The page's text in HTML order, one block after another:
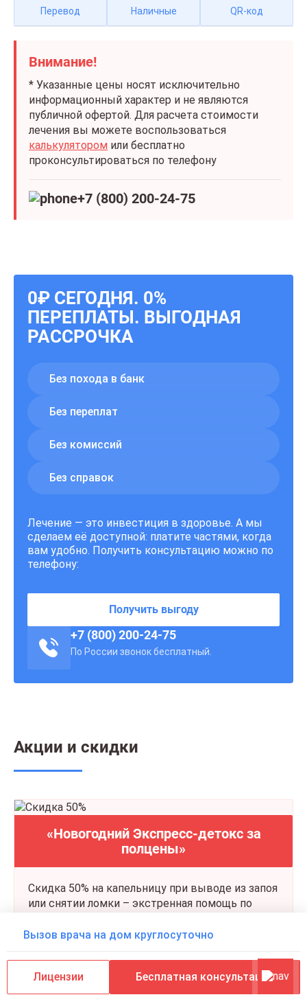
Перевод Наличные QR-код
Внимание!
* Указанные цены носят исключительно
информационный характер и не являются
публичной офертой. Для расчета стоимости
лечения вы можете воспользоваться
калькулятором или бесплатно
проконсультироваться по телефону
+7 (800) 200-24-75
0₽ СЕГОДНЯ. 0%
ПЕРЕПЛАТЫ. ВЫГОДНАЯ
РАССРОЧКА
Без похода в банк
Без переплат
Без комиссий
Без справок
Лечение — это инвестиция в здоровье. А мы
сделаем её доступной: платите частями, когда
вам удобно. Получить консультацию можно по
телефону:
Получить выгоду
+7 (800) 200-24-75
По России звонок бесплатный.
Акции и скидки
«Новогодний Экспресс-детокс за
полцены»
Скидка 50% на капельницу при выводе из запоя
или снятии ломки – экстренная помощь по
Подробнее
Вызов врача на дом круглосуточно
Лицензии Бесплатная консультация